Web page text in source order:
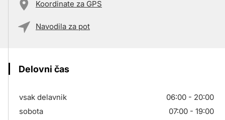
Koordinate za GPS
Navodila za pot
Delovni čas
vsak delavnik
06:00 - 20:00
sobota
07:00 - 19:00